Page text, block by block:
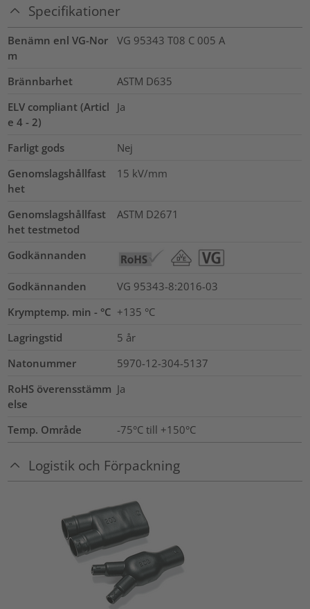
Specifikationer
Benämn enl VG-Nor
m
VG 95343 T08 C 005 A
Brännbarhet
ASTM D635
ELV compliant (Articl
e 4 - 2)
Ja
Farligt gods
Nej
Genomslagshållfast
het
15 kV/mm
Genomslagshållfast
het testmetod
ASTM D2671
Godkännanden
Godkännanden
VG 95343-8:2016-03
Krymptemp. min - °C +135 °C
Lagringstid
5 år
Natonummer
5970-12-304-5137
RoHS överensstämm
else
Ja
Temp. Område -75°C till +150°C
Logistik och Förpackning